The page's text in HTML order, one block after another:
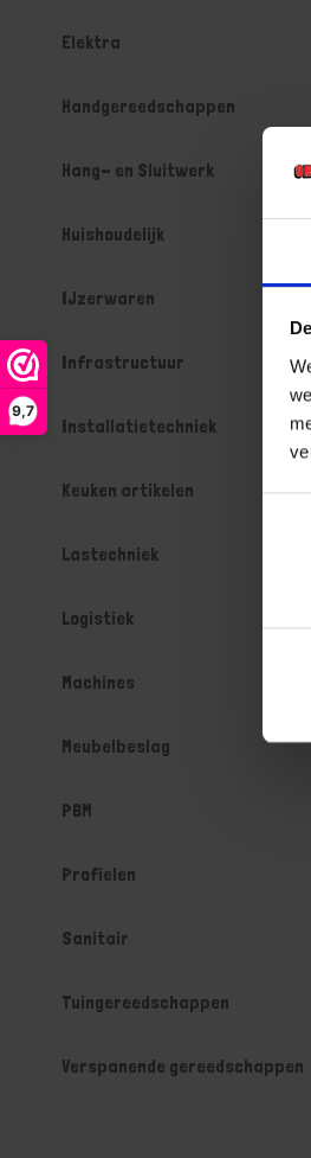
9,7
Elektra
Handgereedschappen
Hang- en Sluitwerk
Huishoudelijk
IJzerwaren
Infrastructuur
Installatietechniek
Keuken artikelen
Lastechniek
Logistiek
Machines
Meubelbeslag
PBM
Profielen
Sanitair
Tuingereedschappen
Verspanende gereedschappen